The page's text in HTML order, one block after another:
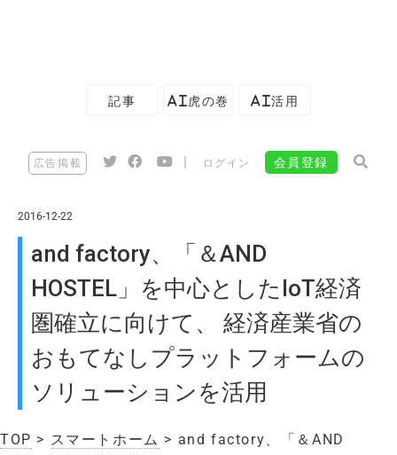
記事 AI虎の巻 AI活用
広告掲載 ログイン 会員登録
2016-12-22
and factory、「＆AND
HOSTEL」を中心としたIoT経済
圏確立に向けて、 経済産業省の
おもてなしプラットフォームの
ソリューションを活用
TOP > スマートホーム > and factory、「＆AND